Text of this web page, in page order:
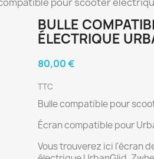
BULLE
ÉLECTRIQUE
80,00 €
TTC
Bulle compatible pour
Écran compatible pour
Vous trouverez ici l'écran